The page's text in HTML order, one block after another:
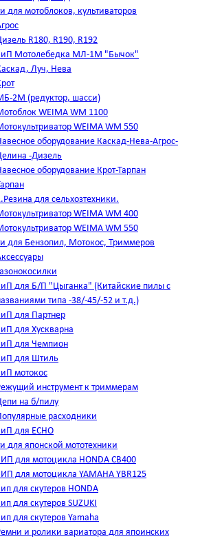
для мотоблоков, культиваторов
R180, R190, R192
Мотолебедка МЛ-1М "Бычок"
Луч, Нева
2М (редуктор, шасси)
WEIMA WM 1100
WEIMA WM 550
оборудование Каскад-Нева-Агрос-
-Дизель
оборудование Крот-Тарпан
для сельхозтехники.
WEIMA WM 400
WEIMA WM 550
для Бензопил, Мотокос, Триммеров
для Б/П "Цыганка" (Китайские пилы с
типа -38/-45/-52 и т.д.)
для Партнер
для Хускварна
для Чемпион
для Штиль
мотокос
инструмент к триммерам
на б/пилу
расходники
для ЕСНО
для японской мототехники
для мотоцикла HONDA CB400
для мотоцикла YAMAHA YBR125
для скутеров HONDA
для скутеров SUZUKI
для скутеров Yamaha
и ролики вариатора для япоинских